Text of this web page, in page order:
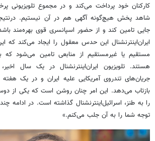
کارکنان خود پرداخت می‌کند و در مجموع
شاهد پخش هیچ‌گونه آگهی هم در آن نیستیم.
جایی تامین کند و از حضور اسپانسری قوی بهره‌مند
ایران‌اینترنشنال این حدس معقول را ایجاد می‌کند که
مستقیم یا غیرمستقیم از منابعی تامین می‌شود که
هستند. تلویزیون ایران‌اینترنشنال در یک سال
جریان‌های تندروی آمریکایی علیه ایران و در یک هفته
بازتاب می‌دهد. این امر چنان روشن است که یکی از
را به طنز، اسرائیل‌اینترنشنال گذاشته است. در ادامه
توجه شما را به آن جلب می‌کنم.»